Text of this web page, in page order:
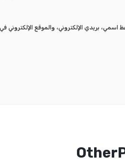
اسمي، بريدي الإلكتروني، والموقع